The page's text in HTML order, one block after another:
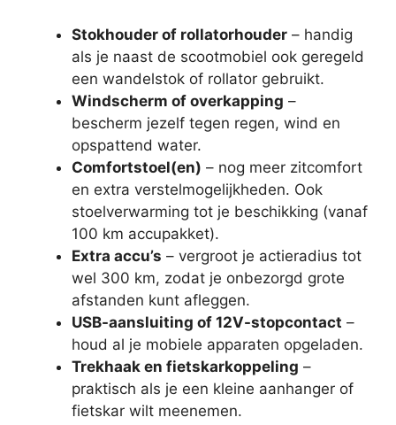
Stokhouder of rollatorhouder – handig
als je naast de scootmobiel ook geregeld
een wandelstok of rollator gebruikt.
Windscherm of overkapping –
bescherm jezelf tegen regen, wind en
opspattend water.
Comfortstoel(en) – nog meer zitcomfort
en extra verstelmogelijkheden. Ook
stoelverwarming tot je beschikking (vanaf
100 km accupakket).
Extra accu’s – vergroot je actieradius tot
wel 300 km, zodat je onbezorgd grote
afstanden kunt afleggen.
USB-aansluiting of 12V-stopcontact –
houd al je mobiele apparaten opgeladen.
Trekhaak en fietskarkoppeling –
praktisch als je een kleine aanhanger of
fietskar wilt meenemen.